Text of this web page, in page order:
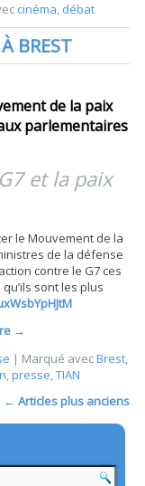
cinéma, débat
BREST
de la paix
parlementaires
et la paix
le Mouvement de la
de la défense
contre le G7 ces
sont les plus
→
| Marqué avecBrest,
,presse,TIAN
← Articles plus anciens